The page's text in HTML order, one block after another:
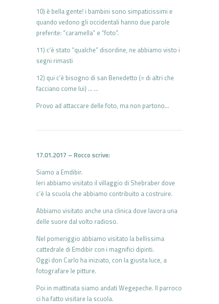
10) è bella gente! i bambini sono simpaticissimi e
quando vedono gli occidentali hanno due parole
preferite: “caramella” e “foto”.
11) c’è stato “qualche” disordine, ne abbiamo visto i
segni rimasti
12) qui c’è bisogno di san Benedetto (= di altri che
facciano come lui) … …
Provo ad attaccare delle foto, ma non partono…
17.01.2017 – Rocco scrive:
Siamo a Emdibir.
Ieri abbiamo visitato il villaggio di Shebraber dove
c’è la scuola che abbiamo contribuito a costruire.
Abbiamo visitato anche una clinica dove lavora una
delle suore dal volto radioso.
Nel pomeriggio abbiamo visitato la bellissima
cattedrale di Emdibir con i magnifici dipinti.
Oggi don Carlo ha iniziato, con la giusta luce, a
fotografare le pitture.
Poi in mattinata siamo andati Wegepeche. Il parroco
ci ha fatto visitare la scuola.